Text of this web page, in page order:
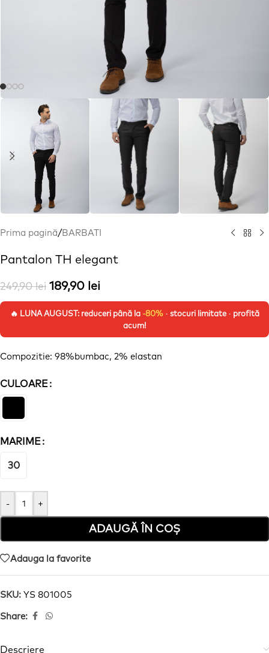
Prima pagină/BARBATI
Pantalon TH elegant
249,90lei 189,90 lei
🔥 LUNA AUGUST: reduceri până la -80%· stocuri limitate · profită
acum!
Compozitie: 98%bumbac, 2% elastan
CULOARE
MARIME
30
- +
ADAUGĂ ÎN COȘ
Adauga la favorite
SKU: YS 801005
Share:
Descriere